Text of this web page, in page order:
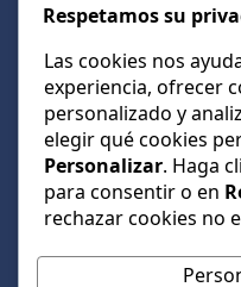
Traslados con
Atención por
CONTÁCTANOS
+34 622 01 23 74
+34 622 01 23 74
Respetamos su
Las cookies nos
experiencia, ofrecer
personalizado y
elegir qué cookies
Personalizar. Haga
para consentir o en
rechazar cookies no